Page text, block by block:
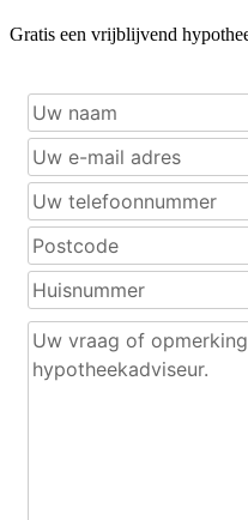
Gratis een vrijblijvend